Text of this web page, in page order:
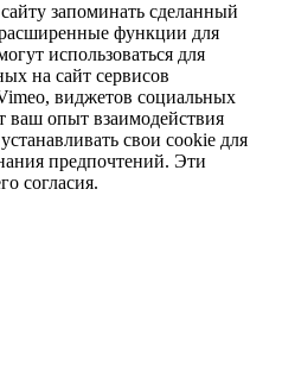
запоминать сделанный
функции для
использоваться для
на сайт сервисов
виджетов социальных
ваш опыт взаимодействия
свои cookie для
предпочтений. Эти
согласия.